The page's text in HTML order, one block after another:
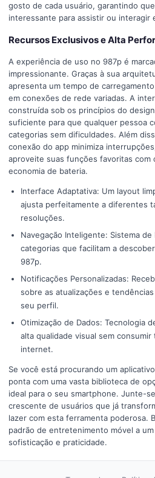
gosto de cada usuário, garantindo
interessante para assistir ou interagir
Recursos Exclusivos e Alta
A experiência de uso no 987p é
impressionante. Graças à sua
apresenta um tempo de
em conexões de rede variadas. A
construída sob os princípios do
suficiente para que qualquer pessoa
categorias sem dificuldades. Além
conexão do app minimiza
aproveite suas funções favoritas com
economia de bateria.
Interface Adaptativa: Um layout
ajusta perfeitamente a diferentes
resoluções.
Navegação Inteligente: Sistema
categorias que facilitam a
987p.
Notificações Personalizadas:
sobre as atualizações e
seu perfil.
Otimização de Dados: Tecnologia
alta qualidade visual sem
internet.
Se você está procurando um
ponta com uma vasta biblioteca de
ideal para o seu smartphone. Junte-
crescente de usuários que já
lazer com esta ferramenta poderosa.
padrão de entretenimento móvel a
sofisticação e praticidade.